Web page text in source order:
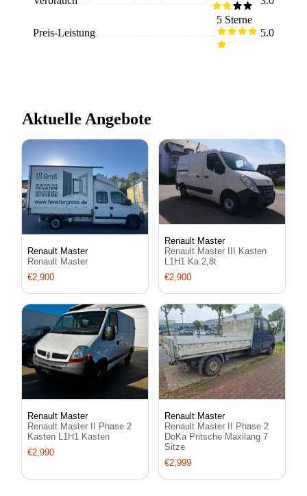
Laderaum. Was sich leider nicht vermeiden lässt, ist der
hohe Spritverbrauch des Wagens und die schnelle
Abnutzung der Bremsbeläge. Aber insgesamt lässt sich
sagen, dass es ein sehr preiswertes Arbeitsauto ist.
Preis-Leistung
5 Sterne
5.0
Aktuelle Angebote
Renault Master
Renault Master
€2,900
Renault Master
Renault Master III Kasten
L1H1 Ka 2,8t
€2,900
Renault Master
Renault Master II Phase 2
Kasten L1H1 Kasten
€2,990
Renault Master
Renault Master II Phase 2
DoKa Pritsche Maxilang 7
Sitze
€2,999